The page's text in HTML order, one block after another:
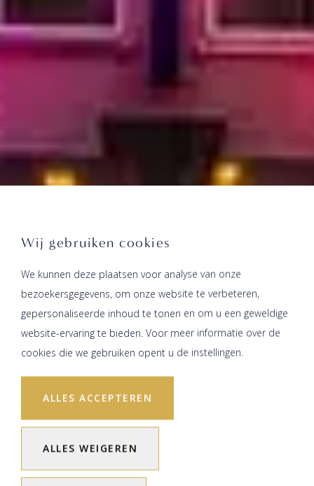
Wij gebruiken cookies
We kunnen deze plaatsen voor analyse van onze
bezoekersgegevens, om onze website te verbeteren,
gepersonaliseerde inhoud te tonen en om u een geweldige
website-ervaring te bieden. Voor meer informatie over de
cookies die we gebruiken opent u de instellingen.
ALLES ACCEPTEREN
ALLES WEIGEREN